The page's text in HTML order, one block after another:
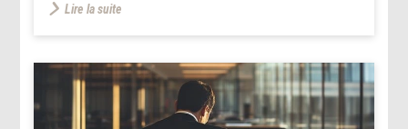
Lire la suite